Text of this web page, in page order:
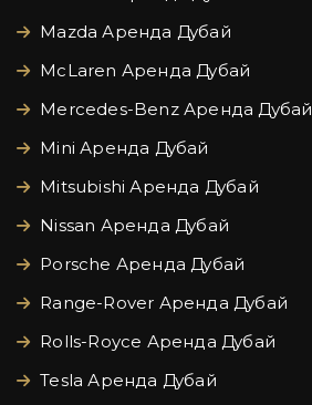
Mazda Аренда Дубай
McLaren Аренда Дубай
Mercedes-Benz Аренда Дубай
Mini Аренда Дубай
Mitsubishi Аренда Дубай
Nissan Аренда Дубай
Porsche Аренда Дубай
Range-Rover Аренда Дубай
Rolls-Royce Аренда Дубай
Tesla Аренда Дубай